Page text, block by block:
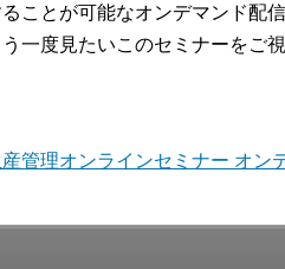
ことが可能なオンデマンド配
一度見たいこのセミナーをご
管理オンラインセミナー オン